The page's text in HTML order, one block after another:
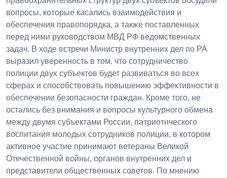
вопросы, которые касались взаимодействия и
обеспечения правопорядка, а также поставленных
перед ними руководством МВД РФ ведомственных
задач. В ходе встречи Министр внутренних дел по РА
выразил уверенность в том, что сотрудничество
полиции двух субъектов будет развиваться во всех
сферах и способствовать повышению эффективности в
обеспечении безопасности граждан. Кроме того, не
остались без внимания и вопросы культурного обмена
между двумя субъектами России, патриотического
воспитания молодых сотрудников полиции, в котором
активное участие принимают ветераны Великой
Отечественной войны, органов внутренних дел и
представители общественных советов. По мнению